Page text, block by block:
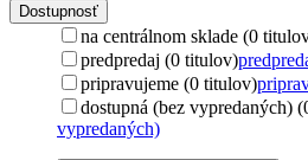
Dostupnosť
na centrálnom sklade (0
predpredaj (0 titulov)
pripravujeme (0 titulov)
dostupná (bez vypredaných)
vypredaných)